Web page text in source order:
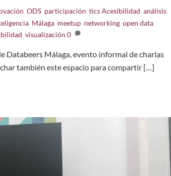
,ODS participación ,ticsAcesibilidad ,análisis
Málaga meetup networking ,open data
visualización 0
Databeers Málaga, evento informal de charlas
también este espacio para compartir […]